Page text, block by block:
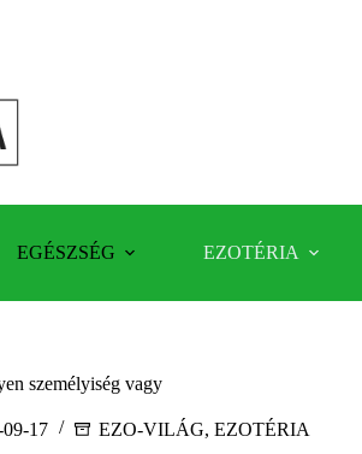
EGÉSZSÉG EZOTÉRIA
személyiség vagy
09-17 EZO-VILÁG, EZOTÉRIA